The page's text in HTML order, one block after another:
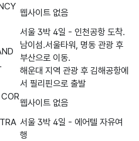
웹사이트 없음
서울 3박 4일 - 인천공항 도착.
남이섬.서울타워, 명동 관광 후
부산으로 이동.
해운대 지역 관광 후 김해공항에
서 필리핀으로 출발
웹사이트 없음
서울 3박 4일 - 에어텔 자유여
행